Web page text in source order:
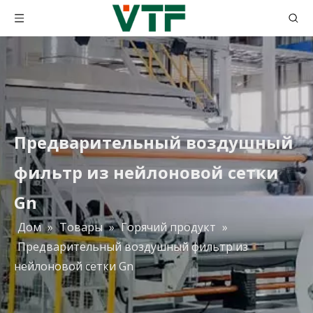
Предварительный воздушный
фильтр из нейлоновой сетки
Gn
Дом » Товары » Горячий продукт »
Предварительный воздушный фильтр из
нейлоновой сетки Gn
Плиссированный фильтр с активированным углем для фильтра HVAC Плиссированный воздушный фильтр с активированным углем для удаления запаха